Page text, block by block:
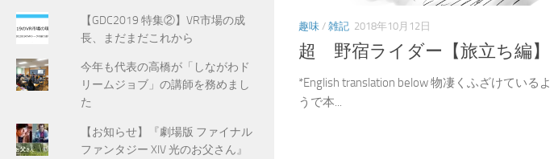
趣味 / 雑記 2018年10月12日
超 野宿ライダー【旅立ち編】
*English translation below 物凄くふざけているよ
うで本...
【GDC2019 特集②】VR市場の成
長、まだまだこれから
今年も代表の高橋が「しながわド
リームジョブ」の講師を務めまし
た
【お知らせ】『劇場版 ファイナル
ファンタジー XIV 光のお父さん』